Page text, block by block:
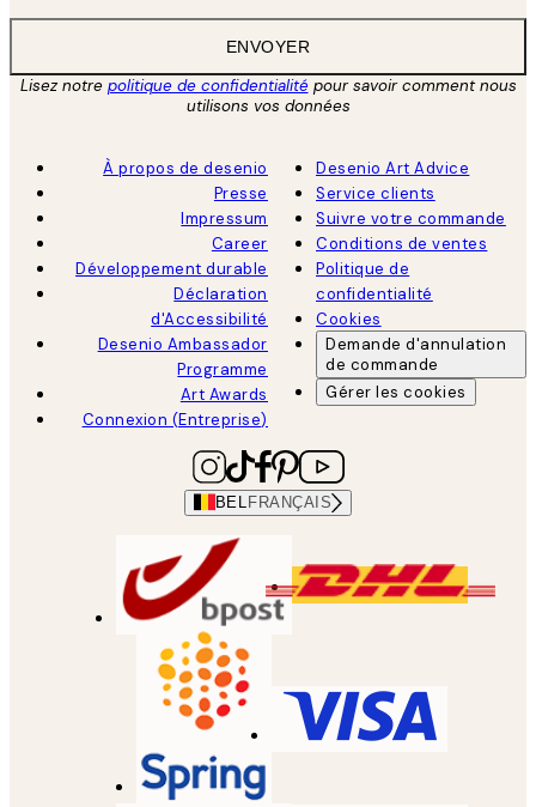
ENVOYER
Lisez notre politique de confidentialitépour savoir comment nous
utilisons vos données
À propos de desenio
Presse
Impressum
Career
Développement durable
Déclaration
d'Accessibilité
Desenio Ambassador
Programme
Art Awards
Connexion (Entreprise)
Desenio Art Advice
Service clients
Suivre votre commande
Conditions de ventes
Politique de
confidentialité
Cookies
Demande d'annulation
de commande
Gérer les cookies
BEL FRANÇAIS